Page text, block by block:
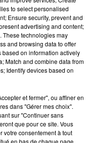
12h25
12h25
KALEO
Way Down We Go
to select personalised
Ensure security, prevent and
advertising and content;
These technologies may
and browsing data to offer
on information actively
Match and combine data from
Identify devices based on
et fermer", ou affiner en
dans "Gérer mes choix".
sur "Continuer sans
que pour ce site. Vous
votre consentement à tout
en bas de chaque page.